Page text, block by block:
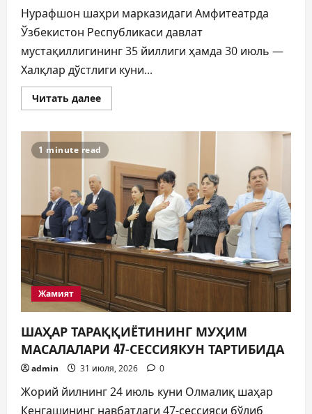
Нурафшон шаҳри марказидаги Амфитеатрда
Ўзбекистон Республикаси давлат
мустақиллигининг 35 йиллиги ҳамда 30 июль —
Халқлар дўстлиги куни...
Читать далееПрочитать
больше
ЯНА
БИР
БОР
НАМОЁН
БЎЛДИ
1 minute read
Жамият
ШАҲАР ТАРАҚҚИЁТИНИНГ МУҲИМ
МАСАЛАЛАРИ 47-СЕССИЯКУН ТАРТИБИДА
admin 31 июля, 2026 0
Жорий йилнинг 24 июль куни Олмалиқ шаҳар
Кенгашининг навбатдаги 47-сессияси бўлиб